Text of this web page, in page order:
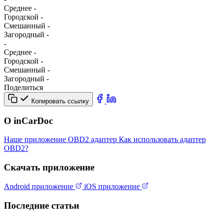
Среднее -
Городской -
Смешанный -
Загородный -
-
Среднее -
Городской -
Смешанный -
Загородный -
Поделиться
Копировать ссылку
О inCarDoc
Наше приложение OBD2 адаптер Как использовать адаптер
OBD2?
Скачать приложение
Android приложение iOS приложение
Последние статьи